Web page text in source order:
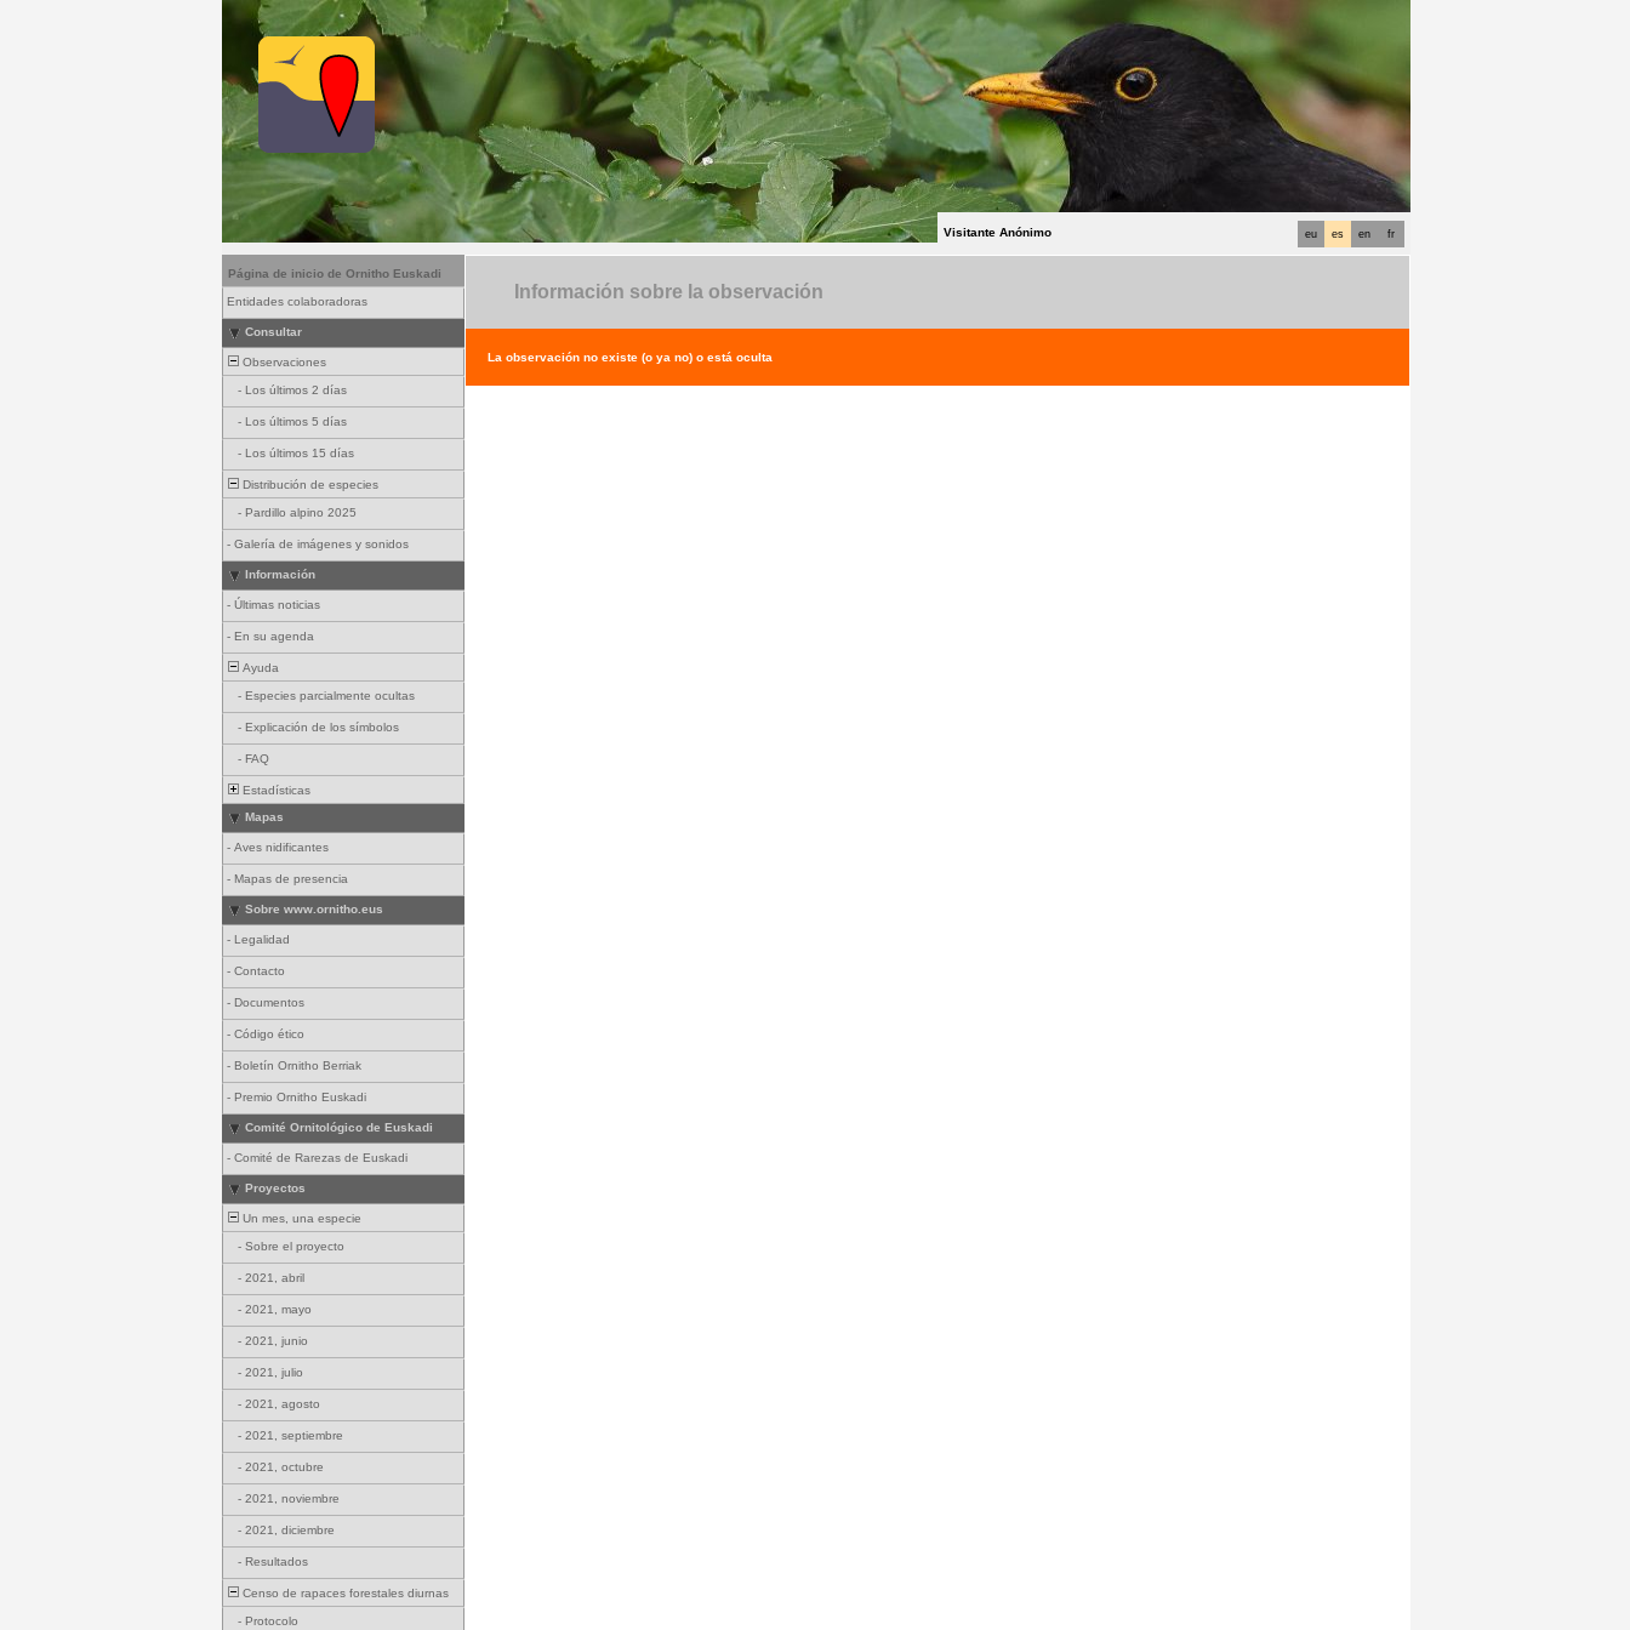
fr
en
es
eu
Visitante Anónimo
Página de inicio de Ornitho Euskadi
Entidades colaboradoras
Consultar
Observaciones
- Los últimos 2 días
- Los últimos 5 días
- Los últimos 15 días
Distribución de especies
- Pardillo alpino 2025
- Galería de imágenes y sonidos
Información
- Últimas noticias
- En su agenda
Ayuda
- Especies parcialmente ocultas
- Explicación de los símbolos
- FAQ
Estadísticas
Mapas
- Aves nidificantes
- Mapas de presencia
Sobre www.ornitho.eus
- Legalidad
- Contacto
- Documentos
- Código ético
- Boletín Ornitho Berriak
- Premio Ornitho Euskadi
Comité Ornitológico de Euskadi
- Comité de Rarezas de Euskadi
Proyectos
Un mes, una especie
- Sobre el proyecto
- 2021, abril
- 2021, mayo
- 2021, junio
- 2021, julio
- 2021, agosto
- 2021, septiembre
- 2021, octubre
- 2021, noviembre
- 2021, diciembre
- Resultados
Censo de rapaces forestales diurnas
- Protocolo
Información sobre la observación
La observación no existe (o ya no) o está oculta